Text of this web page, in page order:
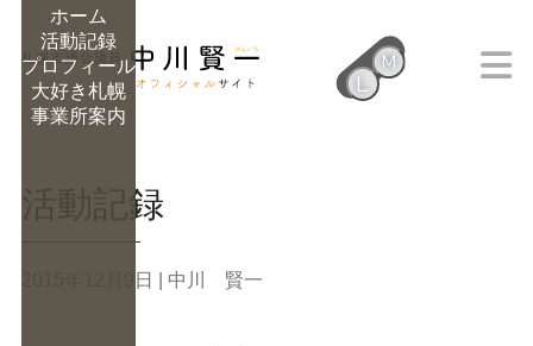
M
L
ホーム
活動記録
プロフィール
大好き札幌
事業所案内
活動記録
2015年12月9日 | 中川 賢一